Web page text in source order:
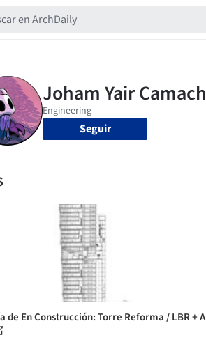
Seguir
de En Construcción: Torre Reforma / LBR + A